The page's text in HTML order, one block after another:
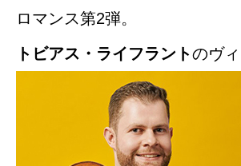
ロマンス第2弾。
トビアス・ライフラントのヴィ